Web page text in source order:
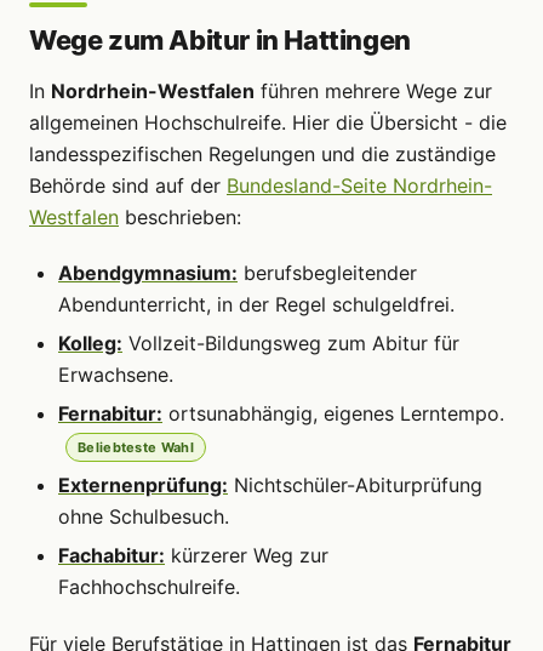
Wege zum Abitur in Hattingen
In Nordrhein-Westfalen führen mehrere Wege zur
allgemeinen Hochschulreife. Hier die Übersicht - die
landesspezifischen Regelungen und die zuständige
Behörde sind auf der Bundesland-Seite Nordrhein-
Westfalen beschrieben:
Abendgymnasium: berufsbegleitender
Abendunterricht, in der Regel schulgeldfrei.
Kolleg: Vollzeit-Bildungsweg zum Abitur für
Erwachsene.
Fernabitur: ortsunabhängig, eigenes Lerntempo.
Beliebteste Wahl
Externenprüfung: Nichtschüler-Abiturprüfung
ohne Schulbesuch.
Fachabitur: kürzerer Weg zur
Fachhochschulreife.
Für viele Berufstätige in Hattingen ist das Fernabitur